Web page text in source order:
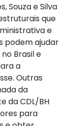
Souza e Silva
que
e
podem ajudar
Brasil e
a
Outras
da
da CDL/BH
para